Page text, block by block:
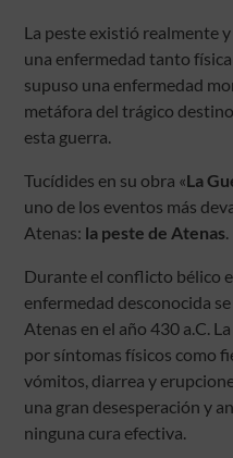
La peste existió realmente
una enfermedad tanto
supuso una enfermedad
metáfora del trágico
esta guerra.
Tucídides en su obra «La
uno de los eventos más
Atenas: la peste de Atenas
Durante el conflicto bélico
enfermedad desconocida
Atenas en el año 430 a.C.
por síntomas físicos como
vómitos, diarrea y
una gran desesperación y
ninguna cura efectiva.